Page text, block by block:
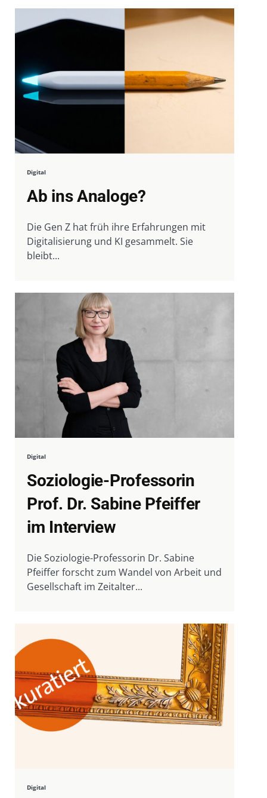
Digital
Ab ins Analoge?
Die Gen Z hat früh ihre Erfahrungen mit
Digitalisierung und KI gesammelt. Sie
bleibt...
Digital
Soziologie-Professorin
Prof. Dr. Sabine Pfeiffer
im Interview
Die Soziologie-Professorin Dr. Sabine
Pfeiffer forscht zum Wandel von Arbeit und
Gesellschaft im Zeitalter...
Digital